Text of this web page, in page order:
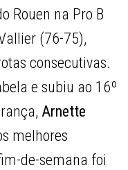
Rouen na Pro B
(76-75),
consecutivas.
e subiu ao 16º
Arnette
melhores
de-semana foi